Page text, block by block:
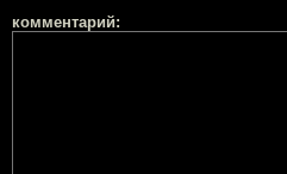
комментарий: